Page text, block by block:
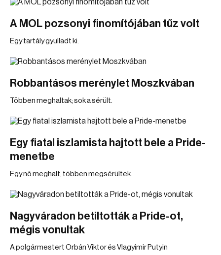
A MOL pozsonyi finomítójában tűz volt
Egy tartály gyulladt ki.
Robbantásos merénylet Moszkvában
Többen meghaltak; sok a sérült.
Egy fiatal iszlamista hajtott bele a Pride-
menetbe
Egy nő meghalt, többen megsérültek.
Nagyváradon betiltották a Pride-ot,
mégis vonultak
A polgármestert Orbán Viktor és Vlagyimir Putyin